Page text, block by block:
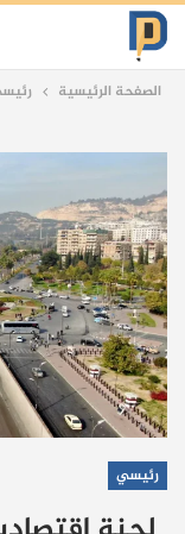
الصفحة الرئيسية
رئيسي